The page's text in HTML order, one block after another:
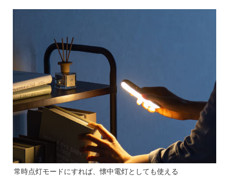
常時点灯モードにすれば、懐中電灯としても使える